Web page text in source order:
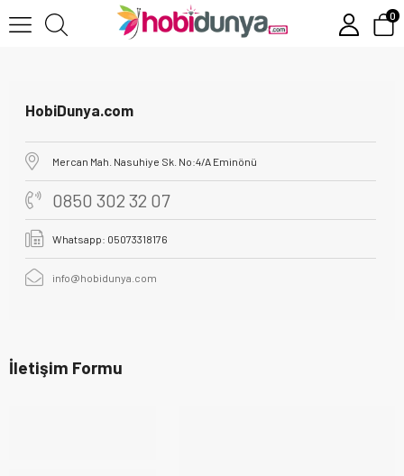
0
HobiDunya.com
Mercan Mah. Nasuhiye Sk. No:4/A Eminönü
0850 302 32 07
Whatsapp: 05073318176
info@hobidunya.com
İletişim Formu